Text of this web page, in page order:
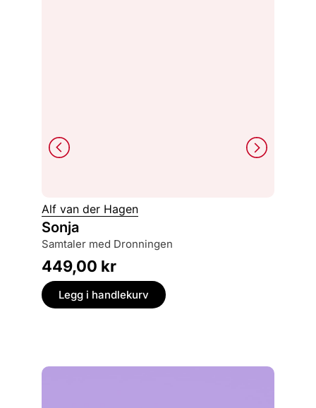
Alf van der Hagen
Sonja
samtaler med Dronningen
449,00 kr
Legg i handlekurv